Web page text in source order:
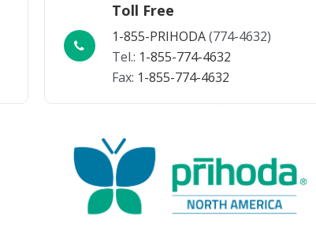
Toll Free
1-855-PRIHODA(774-4632)
Tel.: 1-855-774-4632
Fax: 1-855-774-4632